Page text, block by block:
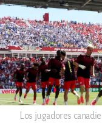
Los jugadores